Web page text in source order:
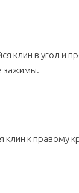
клин в угол и
зажимы.
клин к правому